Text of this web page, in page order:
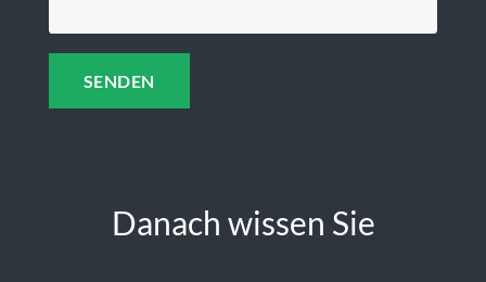
Danach wissen Sie